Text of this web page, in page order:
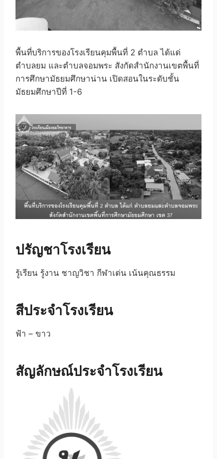
พื้นที่บริการของโรงเรียนคุมพื้นที่ 2 ตำบล ได้แด่
ตำบลยม และตำบลจอมพระ สังกัดสำนักงานเขตพื้นที่
การศึกษามัธยมศึกษาน่าน เปิดสอนในระดับชั้น
มัธยมศึกษาปีที่ 1-6
ปรัญชาโรงเรียน
รู้เรียน รู้งาน ชาญวิชา กีฬาเด่น เน้นคุณธรรม
สีประจำโรงเรียน
ฟ้า – ขาว
สัญลักษณ์ประจำโรงเรียน